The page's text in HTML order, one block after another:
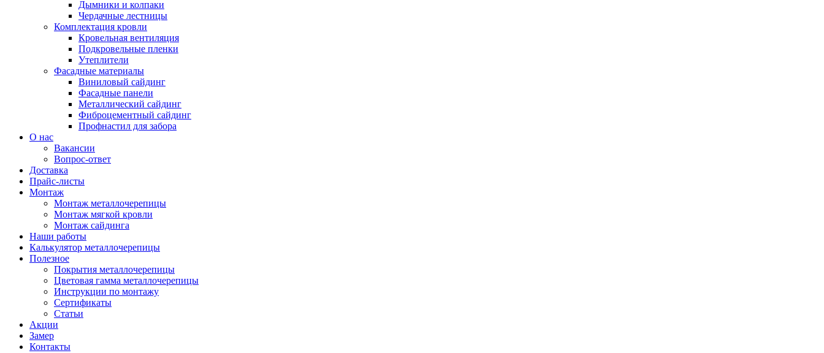
Дымники и колпаки
Чердачные лестницы
Комплектация кровли
Кровельная вентиляция
Подкровельные пленки
Утеплители
Фасадные материалы
Виниловый сайдинг
Фасадные панели
Металлический сайдинг
Фиброцементный сайдинг
Профнастил для забора
О нас
Вакансии
Вопрос-ответ
Доставка
Прайс-листы
Монтаж
Монтаж металлочерепицы
Монтаж мягкой кровли
Монтаж сайдинга
Наши работы
Калькулятор металлочерепицы
Полезное
Покрытия металлочерепицы
Цветовая гамма металлочерепицы
Инструкции по монтажу
Сертификаты
Статьи
Акции
Замер
Контакты